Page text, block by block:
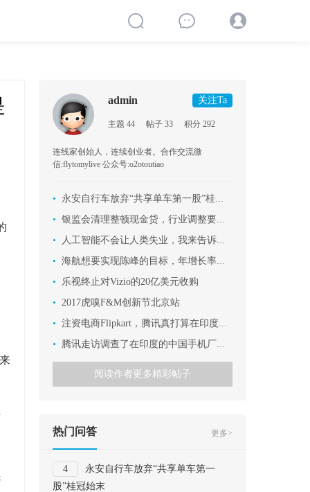
admin 关注Ta
主题 44 帖子 33 积分 292
连线家创始人，连续创业者。合作交流微
信:flytomylive 公众号:o2otoutiao
•
永安自行车放弃“共享单车第一股”桂冠始末
• 银监会清理整顿现金贷，行业调整要来了？
•
人工智能不会让人类失业，我来告诉你为什么
• 海航想要实现陈峰的目标，年增长率要达到12.8%，怎能不疯狂买买买！
•
乐视终止对Vizio的20亿美元收购
• 2017虎嗅F&M创新节北京站
• 注资电商Flipkart，腾讯真打算在印度和阿里掰手腕？
•
腾讯走访调查了在印度的中国手机厂商，有这么N个发现
阅读作者更多精彩帖子
热门问答 更多>
4
永安自行车放弃“共享单车第一
股”桂冠始末